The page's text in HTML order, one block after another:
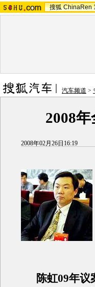
搜狐 ChinaRen
汽车频道 >
2008
2008年02月26日16:19
陈虹09年议